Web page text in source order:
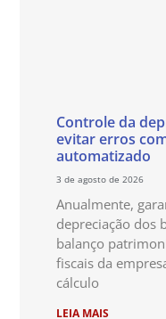
Controle da
evitar erros
automatizado
3 de agosto de 2026
Anualmente,
depreciação dos
balanço
fiscais da
cálculo
LEIA MAIS